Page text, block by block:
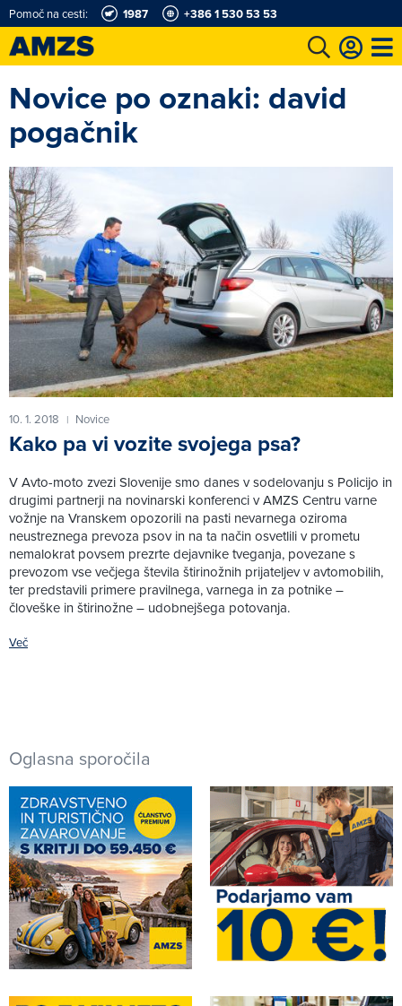
Pomoč na cesti: 1987 +386 1 530 53 53
Karting in motošportni center Najboljši za volanom Moj AMZS
Novice po oznaki: david
pogačnik
10. 1. 2018 | Novice
Kako pa vi vozite svojega psa?
V Avto-moto zvezi Slovenije smo danes v sodelovanju s Policijo in
drugimi partnerji na novinarski konferenci v AMZS Centru varne
vožnje na Vranskem opozorili na pasti nevarnega oziroma
neustreznega prevoza psov in na ta način osvetlili v prometu
nemalokrat povsem prezrte dejavnike tveganja, povezane s
prevozom vse večjega števila štirinožnih prijateljev v avtomobilih,
ter predstavili primere pravilnega, varnega in za potnike –
človeške in štirinožne – udobnejšega potovanja.
Več
Oglasna sporočila